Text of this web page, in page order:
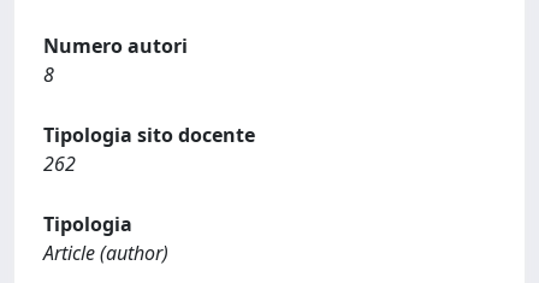
Numero autori
8
Tipologia sito docente
262
Tipologia
Article (author)